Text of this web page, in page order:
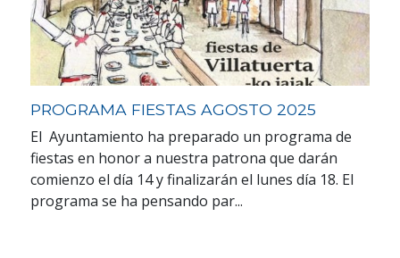
PROGRAMA FIESTAS AGOSTO 2025
El Ayuntamiento ha preparado un programa de
fiestas en honor a nuestra patrona que darán
comienzo el día 14 y finalizarán el lunes día 18. El
programa se ha pensando par...